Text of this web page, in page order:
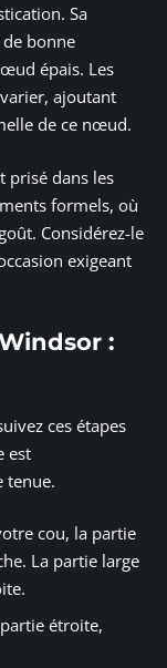
Sa
bonne
épais. Les
ajoutant
de ce nœud.
prisé dans les
formels, où
Considérez-le
exigeant
:
ces étapes
est
tenue.
cou, la partie
La partie large
étroite,